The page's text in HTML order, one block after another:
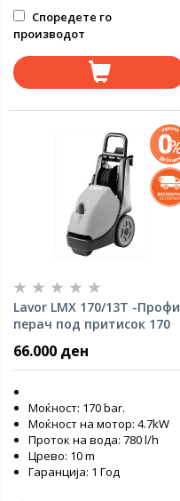
Споредете го
производот
Lavor LMX 170/13Т -Профи
перач под притисок 170
66.000 ден
Моќност: 170 bar.
Моќност на мотор: 4.7kW
Проток на вода: 780 l/h
Црево: 10 m
Гаранција: 1 Год